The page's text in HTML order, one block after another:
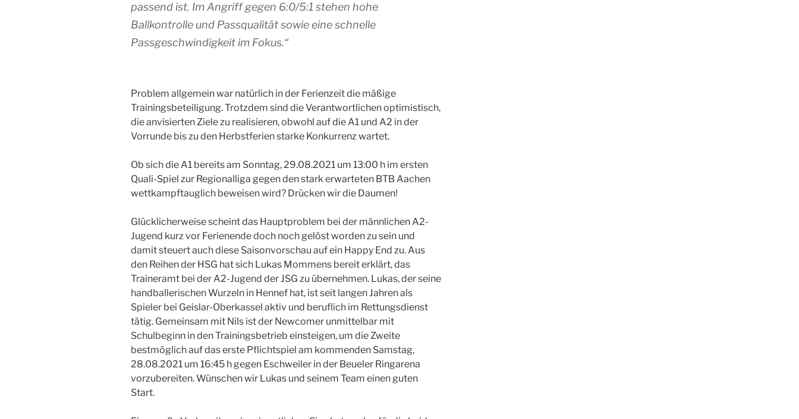
passend ist. Im Angriff gegen 6:0/5:1 stehen hohe
Ballkontrolle und Passqualität sowie eine schnelle
Passgeschwindigkeit im Fokus.“
Problem allgemein war natürlich in der Ferienzeit die mäßige
Trainingsbeteiligung. Trotzdem sind die Verantwortlichen optimistisch,
die anvisierten Ziele zu realisieren, obwohl auf die A1 und A2 in der
Vorrunde bis zu den Herbstferien starke Konkurrenz wartet.
Ob sich die A1 bereits am Sonntag, 29.08.2021 um 13:00 h im ersten
Quali-Spiel zur Regionalliga gegen den stark erwarteten BTB Aachen
wettkampftauglich beweisen wird? Drücken wir die Daumen!
Glücklicherweise scheint das Hauptproblem bei der männlichen A2-
Jugend kurz vor Ferienende doch noch gelöst worden zu sein und
damit steuert auch diese Saisonvorschau auf ein Happy End zu. Aus
den Reihen der HSG hat sich Lukas Mommens bereit erklärt, das
Traineramt bei der A2-Jugend der JSG zu übernehmen. Lukas, der seine
handballerischen Wurzeln in Hennef hat, ist seit langen Jahren als
Spieler bei Geislar-Oberkassel aktiv und beruflich im Rettungsdienst
tätig. Gemeinsam mit Nils ist der Newcomer unmittelbar mit
Schulbeginn in den Trainingsbetrieb einsteigen, um die Zweite
bestmöglich auf das erste Pflichtspiel am kommenden Samstag,
28.08.2021 um 16:45 h gegen Eschweiler in der Beueler Ringarena
vorzubereiten. Wünschen wir Lukas und seinem Team einen guten
Start.